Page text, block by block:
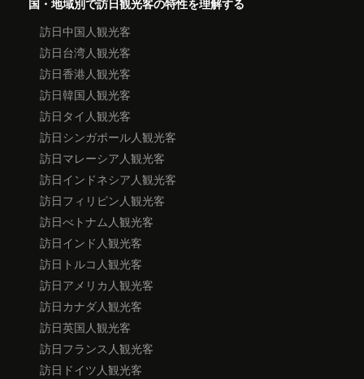
国・地域別で訪日観光客の特性を理解する
訪日中国人観光客
訪日台湾人観光客
訪日香港人観光客
訪日韓国人観光客
訪日タイ人観光客
訪日シンガポール人観光客
訪日マレーシア人観光客
訪日インドネシア人観光客
訪日フィリピン人観光客
訪日べトナム人観光客
訪日インド人観光客
訪日トルコ人観光客
訪日アメリカ人観光客
訪日カナダ人観光客
訪日英国人観光客
訪日フランス人観光客
訪日ドイツ人観光客